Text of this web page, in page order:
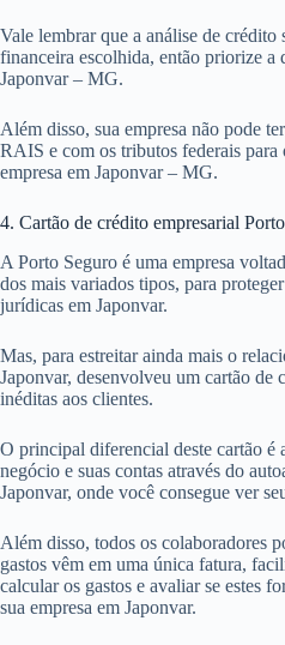
Vale lembrar que a análise de crédito
financeira escolhida, então priorize a
Japonvar – MG.
Além disso, sua empresa não pode
RAIS e com os tributos federais para
empresa em Japonvar – MG.
4. Cartão de crédito empresarial
A Porto Seguro é uma empresa
dos mais variados tipos, para
jurídicas em Japonvar.
Mas, para estreitar ainda mais o
Japonvar, desenvolveu um cartão de
inéditas aos clientes.
O principal diferencial deste cartão é
negócio e suas contas através do
Japonvar, onde você consegue ver
Além disso, todos os colaboradores
gastos vêm em uma única fatura,
calcular os gastos e avaliar se estes
sua empresa em Japonvar.